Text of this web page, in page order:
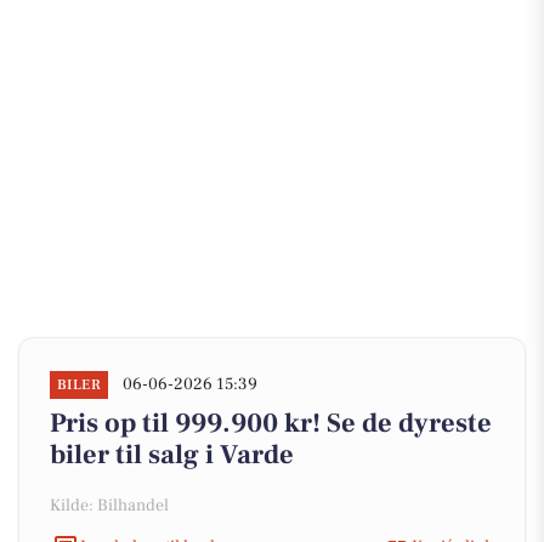
BILER 06-06-2026 15:39
Pris op til 999.900 kr! Se de dyreste
biler til salg i Varde
Kilde: Bilhandel